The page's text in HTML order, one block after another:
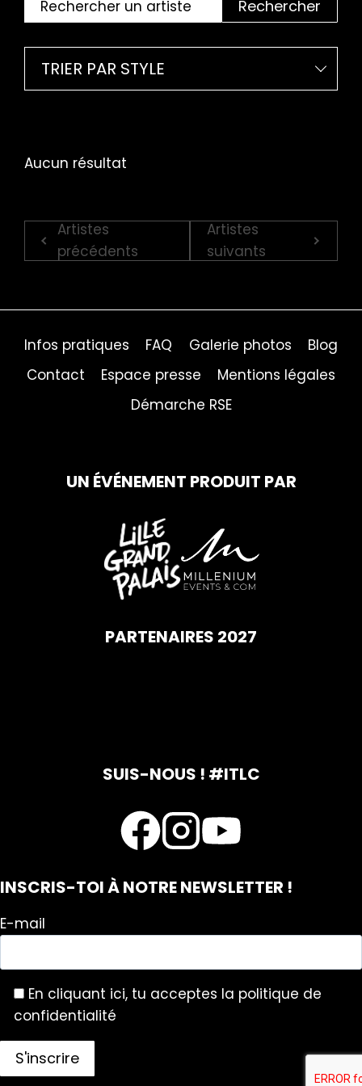
Rechercher
TRIER PAR STYLE
Aucun résultat
Artistes
précédents
Artistes
suivants
Infos pratiques FAQ Galerie photos
Blog
Contact
Espace presse
Mentions légales
Démarche RSE
UN ÉVÉNEMENT PRODUIT PAR
PARTENAIRES 2027
SUIS-NOUS ! #ITLC
INSCRIS-TOI À NOTRE NEWSLETTER !
E-mail
En cliquant ici, tu acceptes la politique de
confidentialité